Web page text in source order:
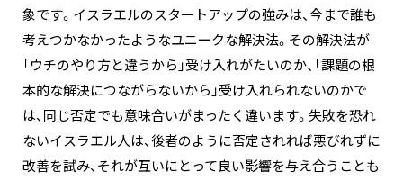
象です。イスラエルのスタートアップの強みは、今まで誰も
考えつかなかったようなユニークな解決法。その解決法が
「ウチのやり方と違うから」受け入れがたいのか、「課題の根
本的な解決につながらないから」受け入れられないのかで
は、同じ否定でも意味合いがまったく違います。失敗を恐れ
ないイスラエル人は、後者のように否定されれば悪びれずに
改善を試み、それが互いにとって良い影響を与え合うことも